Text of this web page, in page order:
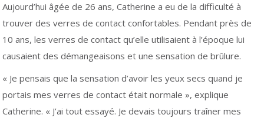
Aujourd’hui âgée de 26 ans, Catherine a eu de la difficulté à
trouver des verres de contact confortables. Pendant près de
10 ans, les verres de contact qu’elle utilisaient à l’époque lui
causaient des démangeaisons et une sensation de brûlure.
« Je pensais que la sensation d’avoir les yeux secs quand je
portais mes verres de contact était normale », explique
Catherine. « J’ai tout essayé. Je devais toujours traîner mes